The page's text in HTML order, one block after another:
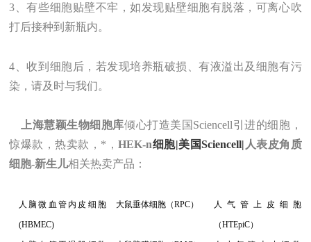
3、有些细胞贴壁不牢，如发现贴壁细胞有脱落，可离心吹
打后接种到新瓶内。
4、收到细胞后，若发现培养瓶破损、有液溢出及细胞有污
染，请及时与我们。
上海慧颖生物细胞库倾心打造美国Sciencell引进的细胞，
惊爆款，热卖款，* ，HEK-n细胞|美国Sciencell| 人表皮角质
细胞-新生儿相关热卖产品 ：
人脑微血管内皮细胞
(HBMEC)
大鼠垂体细胞（RPC） 人气管上皮细胞
（HTEpiC）